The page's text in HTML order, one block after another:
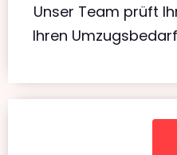
Unser Team prüft
Ihren